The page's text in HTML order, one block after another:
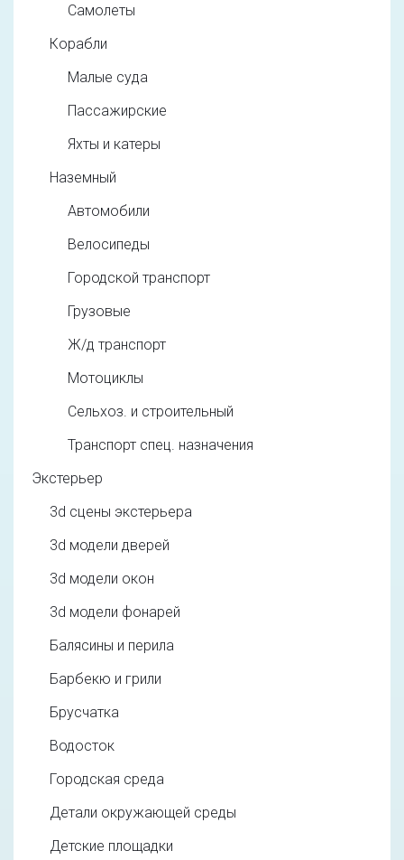
Самолеты
Корабли
Малые суда
Пассажирские
Яхты и катеры
Наземный
Автомобили
Велосипеды
Городской транспорт
Грузовые
Ж/д транспорт
Мотоциклы
Сельхоз. и строительный
Транспорт спец. назначения
Экстерьер
3d cцены экстерьера
3d модели дверей
3d модели окон
3d модели фонарей
Балясины и перила
Барбекю и грили
Брусчатка
Водосток
Городская среда
Детали окружающей среды
Детские площадки